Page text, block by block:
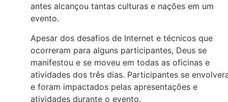
antes alcançou tantas culturas e nações em um
evento.
Apesar dos desafios de Internet e técnicos que
ocorreram para alguns participantes, Deus se
manifestou e se moveu em todas as oficinas e
atividades dos três dias. Participantes se
e foram impactados pelas apresentações e
atividades durante o evento.